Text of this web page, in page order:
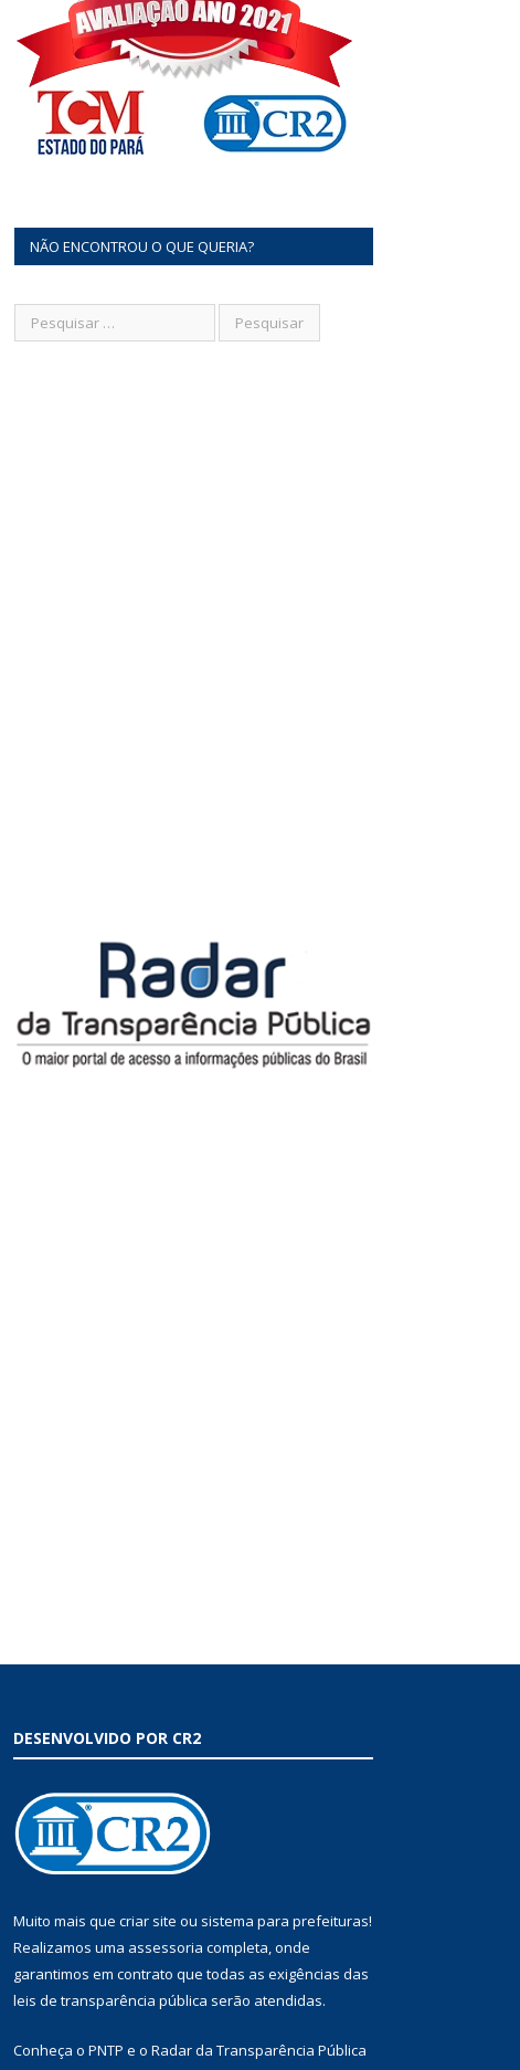
NÃO ENCONTROU O QUE QUERIA?
DESENVOLVIDO POR CR2
Muito mais que criar site ou sistema para prefeituras!
Realizamos uma assessoria completa, onde
garantimos em contrato que todas as exigências das
leis de transparência pública serão atendidas.
Conheça o PNTP e o Radar da Transparência Pública